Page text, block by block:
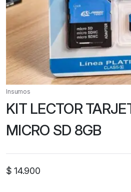
Insumos
KIT LECTOR
MICRO SD 8GB
$ 14.900